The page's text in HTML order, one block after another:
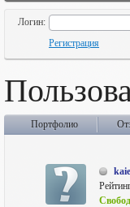
Логин:
Регистрация
Портфолио